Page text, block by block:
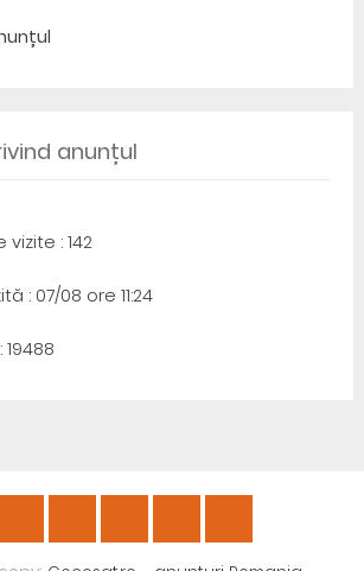
anunțul
vizite : 142
: 07/08 ore 11:24
19488